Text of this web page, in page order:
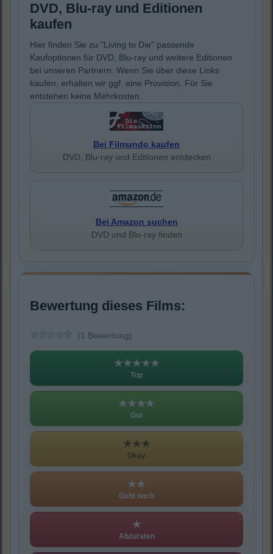
DVD, Blu-ray und Editionen
kaufen
Hier finden Sie zu "Living to Die" passende
Kaufoptionen für DVD, Blu-ray und weitere Editionen
bei unseren Partnern. Wenn Sie über diese Links
kaufen, erhalten wir ggf. eine Provision. Für Sie
entstehen keine Mehrkosten.
Bei Filmundo kaufen
DVD, Blu-ray und Editionen entdecken
Bei Amazon suchen
DVD und Blu-ray finden
Bewertung dieses Films:
(1 Bewertung)
★★★★★
Top
★★★★
Gut
★★★
Okay
★★
Geht noch
★
Abzuraten